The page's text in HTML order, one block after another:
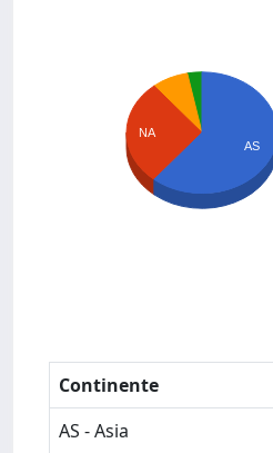
NA
AS
Continente
AS - Asia